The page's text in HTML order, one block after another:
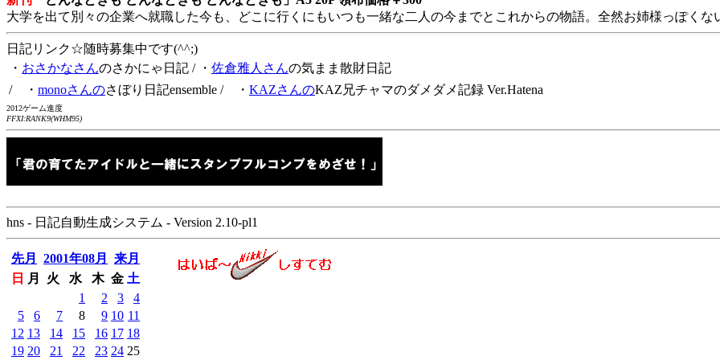
大学を出て別々の企業へ就職した今も、どこに行くにもいつも一緒な二人の今までとこれからの物語。全然お姉様っぽくな
日記リンク☆随時募集中です(^^;)
・ おさかなさんのさかにゃ日記 / ・ 佐倉雅人さんの気まま散財日記
/ ・ monoさんのさぼり日記ensemble / ・ KAZさんのKAZ兄チャマのダメダメ記録 Ver.Hatena
2012ゲーム進度
FFXI:RANK9(WHM95)
hns - 日記自動生成システム - Version 2.10-pl1
先月 2001年08月
来月
日
月 火 水 木 金 土
1
2 3
4
5
6 7 8 9 10 11
12 13 14 15 16 17 18
19 20 21 22 23 24 25